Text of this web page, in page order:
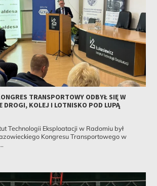
TRANSPORTOWY ODBYŁ SIĘ W
DROGI, KOLEJ I LOTNISKO POD LUPĄ
Technologii Eksploatacji w Radomiu był
Kongresu Transportowego w